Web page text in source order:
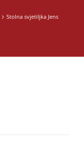
Stolna svjetiljka Jens